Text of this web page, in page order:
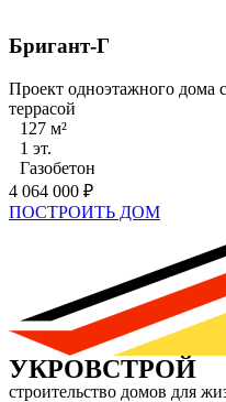
Бригант-Г
Проект одноэтажного дома
террасой
127 м²
1 эт.
Газобетон
4 064 000 ₽
ПОСТРОИТЬ ДОМ
УКРОВСТРОЙ
строительство домов для